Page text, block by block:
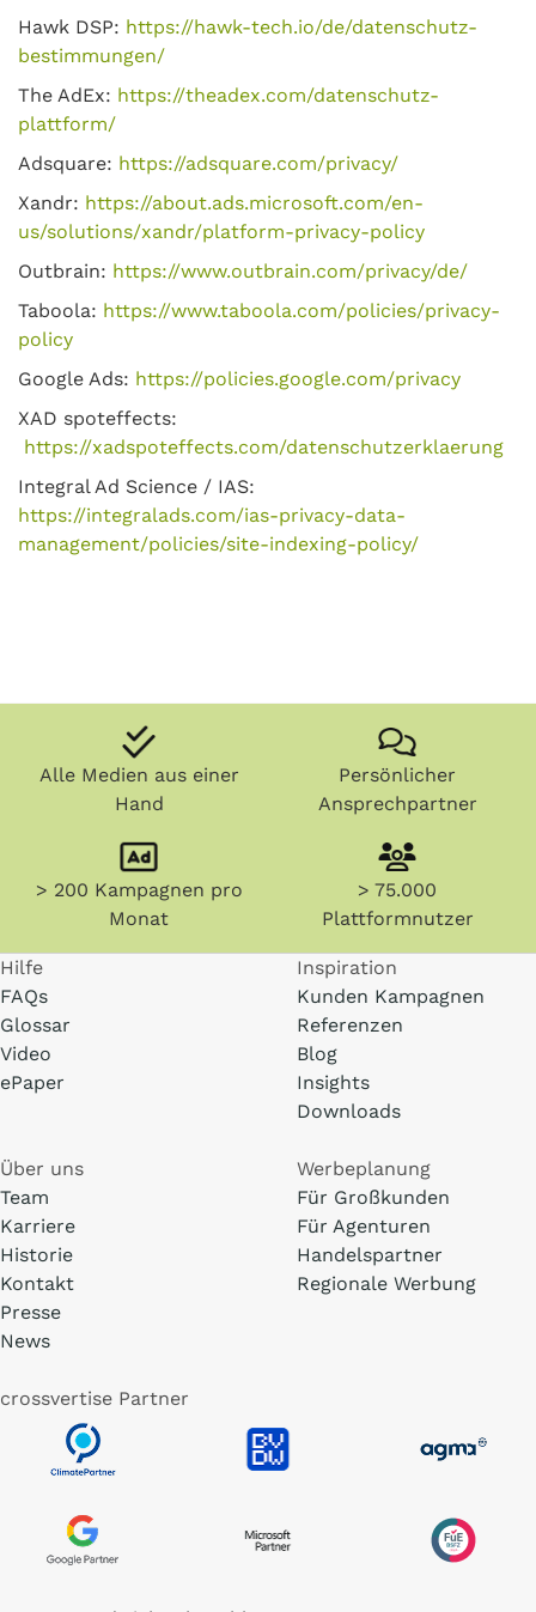
Hawk DSP: https://hawk-tech.io/de/datenschutz-
bestimmungen/
The AdEx: https://theadex.com/datenschutz-
plattform/
Adsquare: https://adsquare.com/privacy/
Xandr: https://about.ads.microsoft.com/en-
us/solutions/xandr/platform-privacy-policy
Outbrain: https://www.outbrain.com/privacy/de/
Taboola: https://www.taboola.com/policies/privacy-
policy
Google Ads: https://policies.google.com/privacy
XAD spoteffects:
https://xadspoteffects.com/datenschutzerklaerung
Integral Ad Science / IAS:
https://integralads.com/ias-privacy-data-
management/policies/site-indexing-policy/
Alle Medien aus einer
Hand
Persönlicher
Ansprechpartner
> 200 Kampagnen pro
Monat
> 75.000
Plattformnutzer
Hilfe
FAQs
Glossar
Video
ePaper
Inspiration
Kunden Kampagnen
Referenzen
Blog
Insights
Downloads
Über uns
Team
Karriere
Historie
Kontakt
Presse
News
Werbeplanung
Für Großkunden
Für Agenturen
Handelspartner
Regionale Werbung
crossvertise Partner